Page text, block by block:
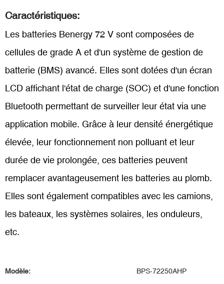
Caractéristiques:
Les batteries Benergy 72 V sont composées de
cellules de grade A et d'un système de gestion de
batterie (BMS) avancé. Elles sont dotées d'un écran
LCD affichant l'état de charge (SOC) et d'une fonction
Bluetooth permettant de surveiller leur état via une
application mobile. Grâce à leur densité énergétique
élevée, leur fonctionnement non polluant et leur
durée de vie prolongée, ces batteries peuvent
remplacer avantageusement les batteries au plomb.
Elles sont également compatibles avec les camions,
les bateaux, les systèmes solaires, les onduleurs,
etc.
Modèle: BPS-72250AHP